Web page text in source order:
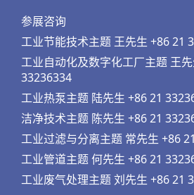
参展咨询
工业节能技术主题 王先生 +86 21
工业自动化及数字化工厂主题 王
33236334
工业热泵主题 陆先生 +86 21
洁净技术主题 陈先生 +86 21
工业过滤与分离主题 常先生 +86
工业管道主题 何先生 +86 21
工业废气处理主题 刘先生 +86 21